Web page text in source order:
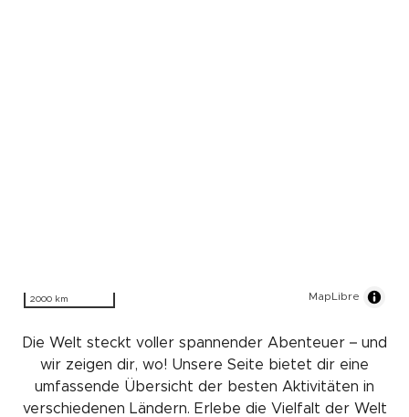
2000 km MapLibre
Die Welt steckt voller spannender Abenteuer – und
wir zeigen dir, wo! Unsere Seite bietet dir eine
umfassende Übersicht der besten Aktivitäten in
verschiedenen Ländern. Erlebe die Vielfalt der Welt